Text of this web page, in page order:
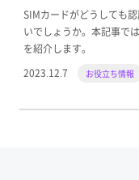
SIMカードがどうしても
いでしょうか。本記事で
を紹介します。
2023.12.7
お役立ち情報